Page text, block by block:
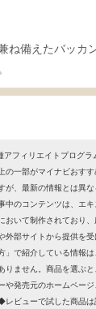
ね備えたバッカ
フィリエイトプログラ
の一部がマイナビおす
が、最新の情報とは異
のコンテンツは、エキ
おいて制作されており
外部サイトから提供を
で紹介している情報
りません。商品を選ぶ
発売元のホームペー
ビューで試した商品は